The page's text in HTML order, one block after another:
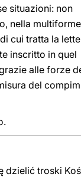
situazioni: non
nella multiforme
cui tratta la
inscritto in quel
alle forze
del
dzielić troski